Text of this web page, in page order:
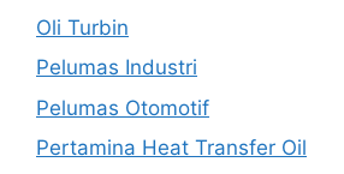
Oli Turbin
Pelumas Industri
Pelumas Otomotif
Pertamina Heat Transfer Oil